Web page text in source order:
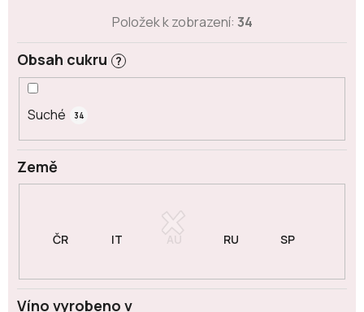
Země
Obsah cukru ?
Suché 34
Víno vyrobeno v
Položek k zobrazení: 34